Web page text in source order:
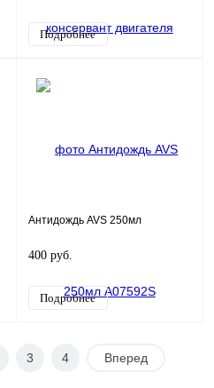
Подробнее
Антидождь AVS 250мл
400 руб.
Подробнее
3 4 Вперед